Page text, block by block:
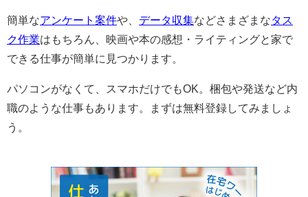
簡単なアンケート案件や、 データ収集などさまざまなタス
ク作業はもちろん、映画や本の感想・ライティングと家で
できる仕事が簡単に見つかります。
パソコンがなくて、スマホだけでもOK。梱包や発送など内
職のような仕事もあります。まずは無料登録してみましょ
う。